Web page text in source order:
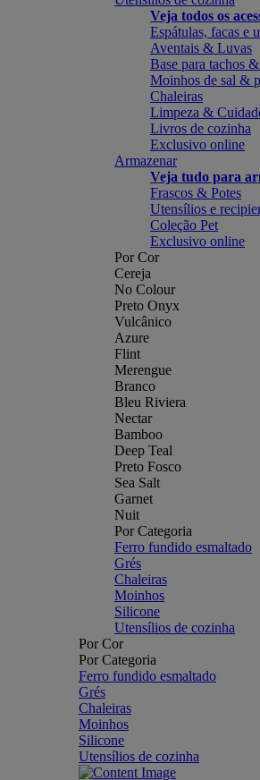
Veja todos os
Espátulas, facas e
Aventais & Luvas
Base para tachos
Moinhos de sal &
Chaleiras
Limpeza &
Livros de cozinha
Exclusivo online
Armazenar
Veja tudo para
Frascos & Potes
Utensílios e
Coleção Pet
Exclusivo online
Por Cor
Cereja
No Colour
Preto Onyx
Vulcânico
Azure
Flint
Merengue
Branco
Bleu Riviera
Nectar
Bamboo
Deep Teal
Preto Fosco
Sea Salt
Garnet
Nuit
Por Categoria
Ferro fundido esmaltado
Grés
Chaleiras
Moinhos
Silicone
Utensílios de cozinha
Por Cor
Por Categoria
Ferro fundido esmaltado
Grés
Chaleiras
Moinhos
Silicone
Utensílios de cozinha